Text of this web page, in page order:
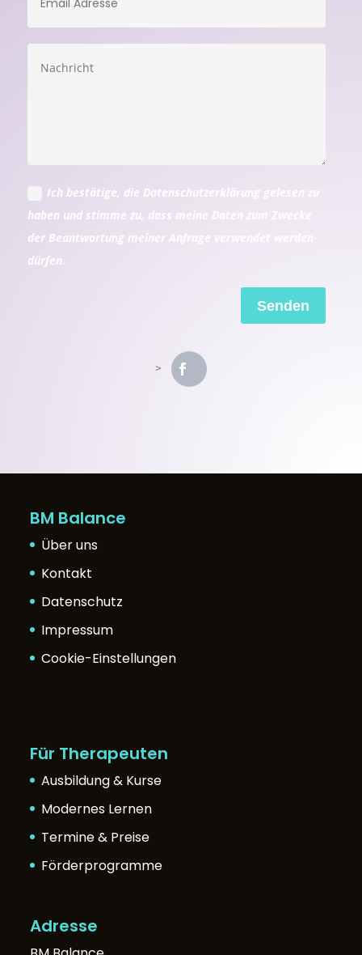
Ich bestätige, die Datenschutzerklärung gelesen zu
haben und stimme zu, dass meine Daten zum Zwecke
der Beantwortung meiner Anfrage verwendet werden
dürfen.
Senden
BM Balance
Über uns
Kontakt
Datenschutz
Impressum
Cookie-Einstellungen
Für Therapeuten
Ausbildung & Kurse
Modernes Lernen
Termine & Preise
Förderprogramme
Adresse